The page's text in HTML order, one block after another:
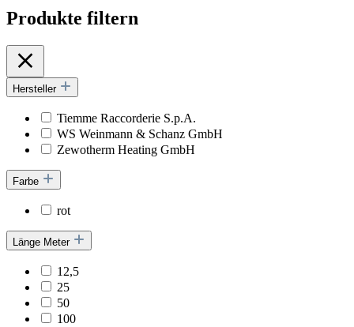
Produkte filtern
Hersteller
Tiemme Raccorderie S.p.A.
WS Weinmann & Schanz GmbH
Zewotherm Heating GmbH
Farbe
rot
Länge Meter
12,5
25
50
100